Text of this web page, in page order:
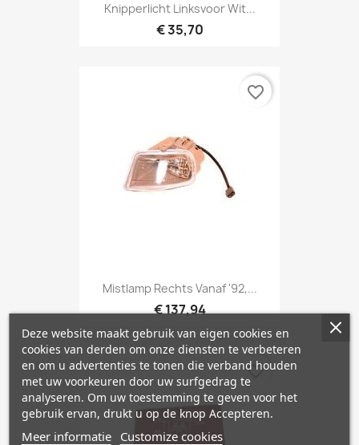
Knipperlicht Linksvoor Wit...
€ 35,70
Mistlamp Rechts Vanaf '92,...
€ 137,94
favorite_border
favorite_border
Deze website maakt gebruik van eigen cookies en
cookies van derden om onze diensten te verbeteren
en om u advertenties te tonen die verband houden
met uw voorkeuren door uw surfgedrag te
analyseren. Om uw toestemming te geven voor het
gebruik ervan, drukt u op de knop Accepteren.
Meer informatie Customize cookies